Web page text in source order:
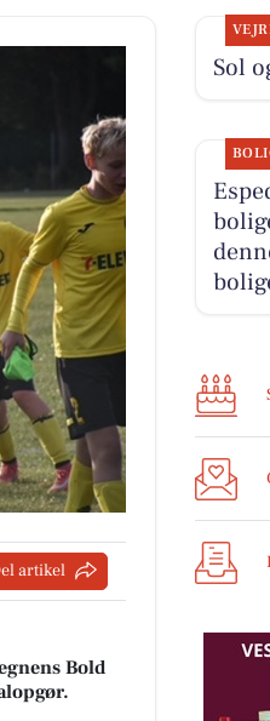
artikel
Bold
Sol